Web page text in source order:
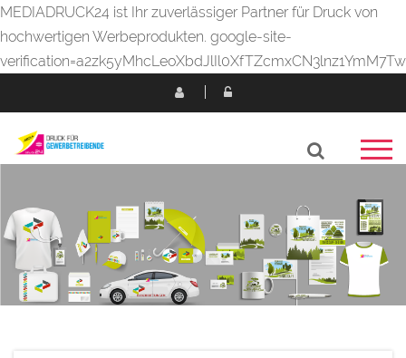
MEDIADRUCK24 ist Ihr zuverlässiger Partner für Druck von
hochwertigen Werbeprodukten. google-site-